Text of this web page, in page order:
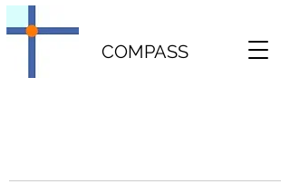
COMPASS